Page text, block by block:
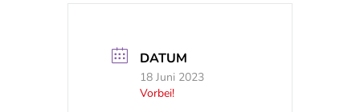
DATUM
18 Juni 2023
Vorbei!